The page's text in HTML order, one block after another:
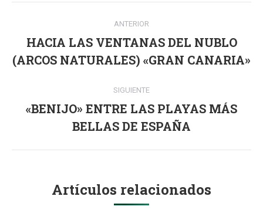
Navegación
entre
publicaciones
ANTERIOR
Publicación
anterior:
HACIA LAS VENTANAS DEL NUBLO
(ARCOS NATURALES) «GRAN CANARIA»
SIGUIENTE
Publicación
siguiente:
«BENIJO» ENTRE LAS PLAYAS MÁS
BELLAS DE ESPAÑA
Artículos relacionados